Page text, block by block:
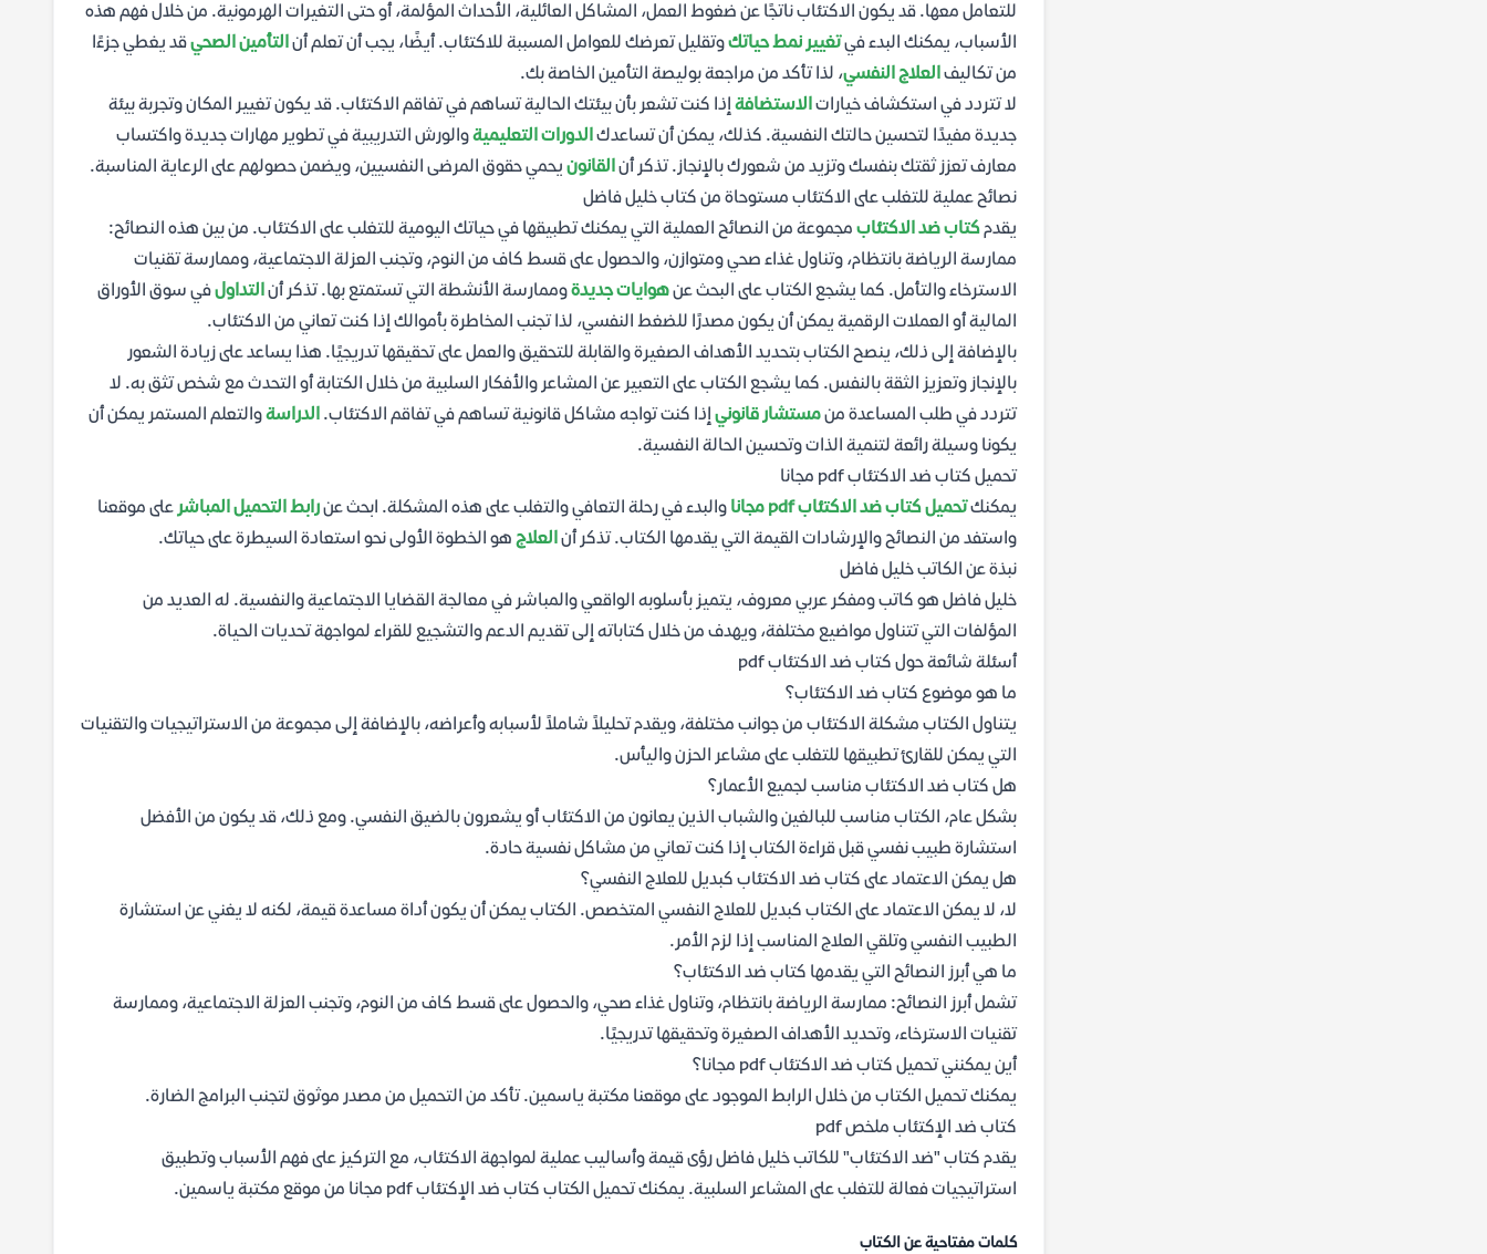
للتعامل معها. قد يكون الاكتئاب ناتجًا عن ضغوط العمل، المشاكل العائلية، الأحداث المؤلمة، أو حتى التغيرات الهرمونية. من خلال فهم هذه
الأسباب، يمكنك البدء فيتغيير نمط حياتكوتقليل تعرضك للعوامل المسببة للاكتئاب. أيضًا، يجب أن تعلم أنالتأمين الصحيقد يغطي جزءًا
من تكاليفالعلاج النفسي، لذا تأكد من مراجعة بوليصة التأمين الخاصة بك.
لا تتردد في استكشاف خياراتالاستضافة إذا كنت تشعر بأن بيئتك الحالية تساهم في تفاقم الاكتئاب. قد يكون تغيير المكان وتجربة بيئة
جديدة مفيدًا لتحسين حالتك النفسية. كذلك، يمكن أن تساعدكالدورات التعليميةوالورش التدريبية في تطوير مهارات جديدة واكتساب
معارف تعزز ثقتك بنفسك وتزيد من شعورك بالإنجاز. تذكر أنالقانون يحمي حقوق المرضى النفسيين، ويضمن حصولهم على الرعاية المناسبة.
نصائح عملية للتغلب على الاكتئاب مستوحاة من كتاب خليل فاضل
يقدمكتاب ضد الاكتئاب مجموعة من النصائح العملية التي يمكنك تطبيقها في حياتك اليومية للتغلب على الاكتئاب. من بين هذه النصائح:
ممارسة الرياضة بانتظام، وتناول غذاء صحي ومتوازن، والحصول على قسط كاف من النوم، وتجنب العزلة الاجتماعية، وممارسة تقنيات
الاسترخاء والتأمل. كما يشجع الكتاب على البحث عنهوايات جديدةوممارسة الأنشطة التي تستمتع بها. تذكر أنالتداولفي سوق الأوراق
المالية أو العملات الرقمية يمكن أن يكون مصدرًا للضغط النفسي، لذا تجنب المخاطرة بأموالك إذا كنت تعاني من الاكتئاب.
بالإضافة إلى ذلك، ينصح الكتاب بتحديد الأهداف الصغيرة والقابلة للتحقيق والعمل على تحقيقها تدريجيًا. هذا يساعد على زيادة الشعور
بالإنجاز وتعزيز الثقة بالنفس. كما يشجع الكتاب على التعبير عن المشاعر والأفكار السلبية من خلال الكتابة أو التحدث مع شخص تثق به. لا
تتردد في طلب المساعدة منمستشار قانوني إذا كنت تواجه مشاكل قانونية تساهم في تفاقم الاكتئاب. الدراسةوالتعلم المستمر يمكن أن
يكونا وسيلة رائعة لتنمية الذات وتحسين الحالة النفسية.
تحميل كتاب ضد الاكتئاب pdf مجانا
يمكنكتحميل كتاب ضد الاكتئاب pdf مجانا والبدء في رحلة التعافي والتغلب على هذه المشكلة. ابحث عنرابط التحميل المباشرعلى موقعنا
واستفد من النصائح والإرشادات القيمة التي يقدمها الكتاب. تذكر أنالعلاج هو الخطوة الأولى نحو استعادة السيطرة على حياتك.
نبذة عن الكاتب خليل فاضل
خليل فاضل هو كاتب ومفكر عربي معروف، يتميز بأسلوبه الواقعي والمباشر في معالجة القضايا الاجتماعية والنفسية. له العديد من
المؤلفات التي تتناول مواضيع مختلفة، ويهدف من خلال كتاباته إلى تقديم الدعم والتشجيع للقراء لمواجهة تحديات الحياة.
أسئلة شائعة حول كتاب ضد الاكتئاب pdf
ما هو موضوع كتاب ضد الاكتئاب؟
يتناول الكتاب مشكلة الاكتئاب من جوانب مختلفة، ويقدم تحليلاً شاملاً لأسبابه وأعراضه، بالإضافة إلى مجموعة من الاستراتيجيات والتقنيات
التي يمكن للقارئ تطبيقها للتغلب على مشاعر الحزن واليأس.
هل كتاب ضد الاكتئاب مناسب لجميع الأعمار؟
بشكل عام، الكتاب مناسب للبالغين والشباب الذين يعانون من الاكتئاب أو يشعرون بالضيق النفسي. ومع ذلك، قد يكون من الأفضل
استشارة طبيب نفسي قبل قراءة الكتاب إذا كنت تعاني من مشاكل نفسية حادة.
هل يمكن الاعتماد على كتاب ضد الاكتئاب كبديل للعلاج النفسي؟
لا، لا يمكن الاعتماد على الكتاب كبديل للعلاج النفسي المتخصص. الكتاب يمكن أن يكون أداة مساعدة قيمة، لكنه لا يغني عن استشارة
الطبيب النفسي وتلقي العلاج المناسب إذا لزم الأمر.
ما هي أبرز النصائح التي يقدمها كتاب ضد الاكتئاب؟
تشمل أبرز النصائح: ممارسة الرياضة بانتظام، وتناول غذاء صحي، والحصول على قسط كاف من النوم، وتجنب العزلة الاجتماعية، وممارسة
تقنيات الاسترخاء، وتحديد الأهداف الصغيرة وتحقيقها تدريجيًا.
أين يمكنني تحميل كتاب ضد الاكتئاب pdf مجانا؟
يمكنك تحميل الكتاب من خلال الرابط الموجود على موقعنا مكتبة ياسمين. تأكد من التحميل من مصدر موثوق لتجنب البرامج الضارة.
كتاب ضد الإكتئاب ملخص pdf
يقدم كتاب "ضد الاكتئاب" للكاتب خليل فاضل رؤى قيمة وأساليب عملية لمواجهة الاكتئاب، مع التركيز على فهم الأسباب وتطبيق
استراتيجيات فعالة للتغلب على المشاعر السلبية. يمكنك تحميل الكتاب كتاب ضد الإكتئاب pdf مجانا من موقع مكتبة ياسمين.
كلمات مفتاحية عن الكتاب